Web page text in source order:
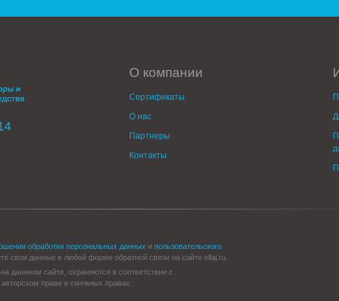
О компании
Сертификаты
О нас
Партнеры
Контакты
обработки персональных данных и пользовательского
свои данные в любой форме обратной связи на сайте ellaj.ru.
даннном сайте, охраняются в соответствии с
праве и смежных правах.